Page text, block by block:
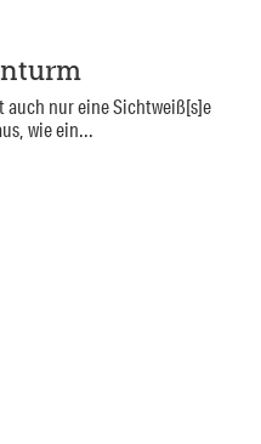
nur eine Sichtweiß[s]e
wie ein...